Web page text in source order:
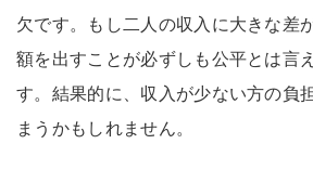
欠です。もし二人の収入に大きな差
額を出すことが必ずしも公平とは言
す。結果的に、収入が少ない方の負
まうかもしれません。